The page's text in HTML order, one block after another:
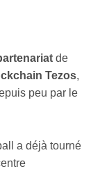
de
Tezos,
peu par le
a déjà tourné